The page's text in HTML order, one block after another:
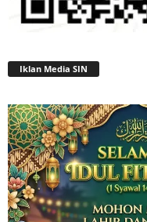
Iklan Media SIN